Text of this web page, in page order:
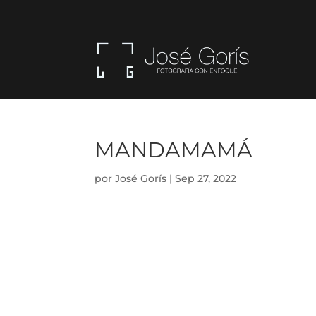
MANDAMAMÁ
porJosé Gorís |Sep 27, 2022